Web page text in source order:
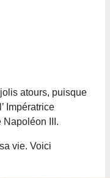
atours, puisque
Impératrice
III.
vie. Voici